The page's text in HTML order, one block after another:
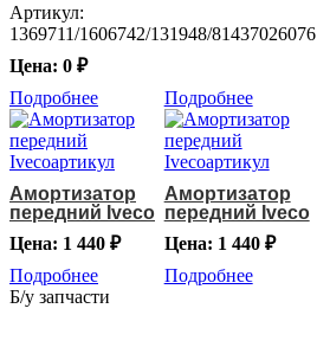
Артикул:
1369711/1606742/131948/81437026076
Цена: 0 ₽
Подробнее
Подробнее
Амортизатор
передний Iveco
Цена: 1 440 ₽
Подробнее
Амортизатор
передний Iveco
Цена: 1 440 ₽
Подробнее
Б/у запчасти